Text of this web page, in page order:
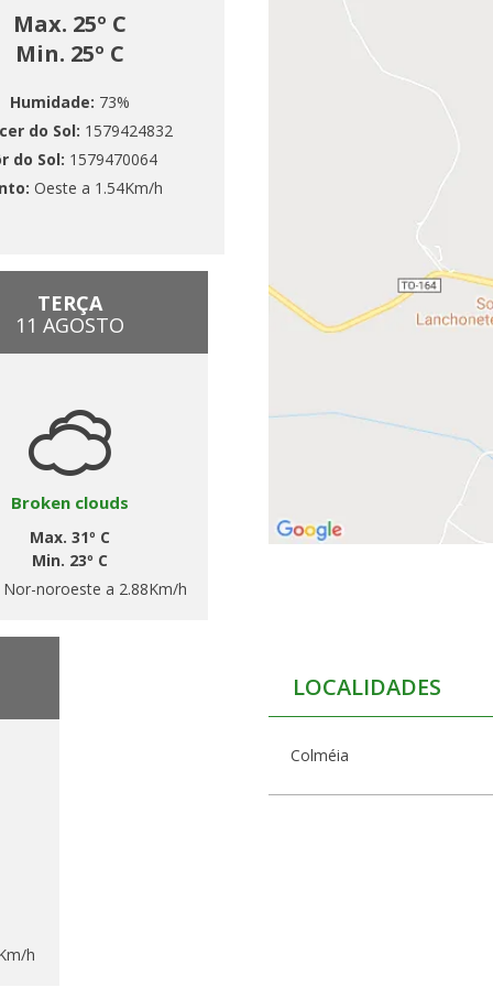
Max. 25º C
Min. 25º C
Humidade: 73%
do Sol: 1579424832
do Sol: 1579470064
Oeste a 1.54Km/h
TERÇA
11 AGOSTO
Broken clouds
Max. 31º C
Min. 23º C
Nor-noroeste a 2.88Km/h
h
LOCALIDADES
Colméia